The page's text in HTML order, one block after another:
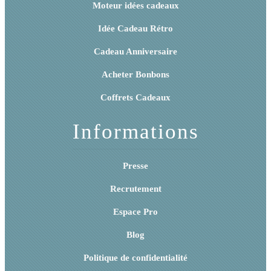
Moteur idées cadeaux
Idée Cadeau Rétro
Cadeau Anniversaire
Acheter Bonbons
Coffrets Cadeaux
Informations
Presse
Recrutement
Espace Pro
Blog
Politique de confidentialité